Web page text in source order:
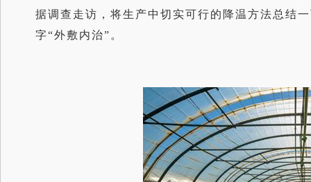
据调查走访，将生产中切实可行的降温方法总结
字“外敷内治”。